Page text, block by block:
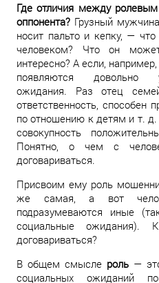
Где отличия между
оппонента? Грузный
носит пальто и кепку, —
человеком? Что он
интересно? А если,
появляются довольно
ожидания. Раз отец
ответственность, способен
по отношению к детям и т.
совокупность
Понятно, о чем с
договариваться.
Присвоим ему роль
же самая, а вот
подразумеваются иные
социальные ожидания).
договариваться?
В общем смысле роль —
социальных ожиданий